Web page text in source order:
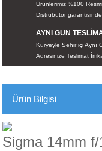
VE 2 AKSESUAR
Ürünlerimiz %100 Resmi
Distrubütör
AYNI GÜN
Kuryeyle Sehir içi Aynı
Adresinize Teslimat
Ürün Bilgisi
Sigma 14mm